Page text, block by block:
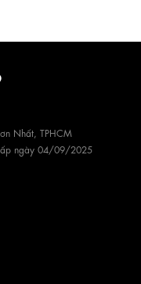
Nhất, TPHCM
ngày 04/09/2025